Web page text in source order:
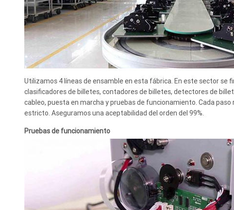
Utilizamos 4 líneas de ensamble en esta fábrica. En este sector se
clasificadores de billetes, contadores de billetes, detectores de
cableo, puesta en marcha y pruebas de funcionamiento. Cada
estricto. Aseguramos una aceptabilidad del orden del 99%.
Pruebas de funcionamiento